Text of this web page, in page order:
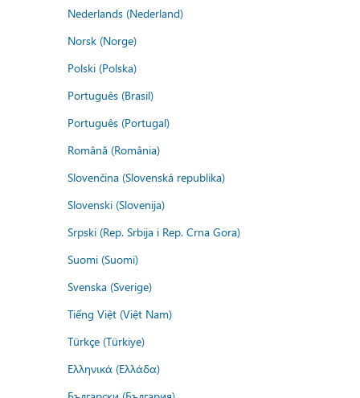
Nederlands (Nederland)
Norsk (Norge)
Polski (Polska)
Português (Brasil)
Português (Portugal)
Română (România)
Slovenčina (Slovenská republika)
Slovenski (Slovenija)
Srpski (Rep. Srbija i Rep. Crna Gora)
Suomi (Suomi)
Svenska (Sverige)
Tiếng Việt (Việt Nam)
Türkçe (Türkiye)
Ελληνικά (Ελλάδα)